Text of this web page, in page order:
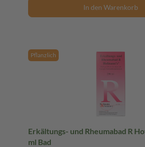
In den Warenkorb
Pflanzlich
Erkältungs- und Rheumabad R
ml Bad